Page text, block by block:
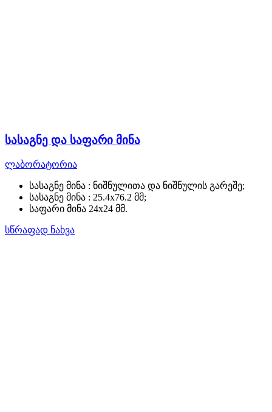
სასაგნე და საფარი მინა
ლაბორატორია
სასაგნე მინა : ნიშნულითა და ნიშნულის გარეშე;
სასაგნე მინა : 25.4x76.2 მმ;
საფარი მინა 24x24 მმ.
სწრაფად ნახვა